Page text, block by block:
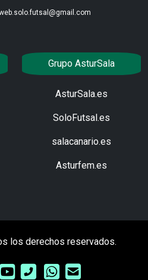
Grupo AsturSala
AsturSala.es
SoloFutsal.es
salacanario.es
Asturfem.es
los derechos reservados.